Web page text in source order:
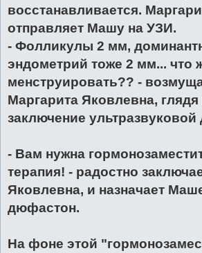
восстанавливается.
отправляет Машу на УЗИ.
- Фолликулы 2 мм,
эндометрий тоже 2 мм... что
менструировать?? -
Маргарита Яковлевна, глядя
заключение ультразвуковой
- Вам нужна
терапия! - радостно
Яковлевна, и назначает
дюфастон.
На фоне этой